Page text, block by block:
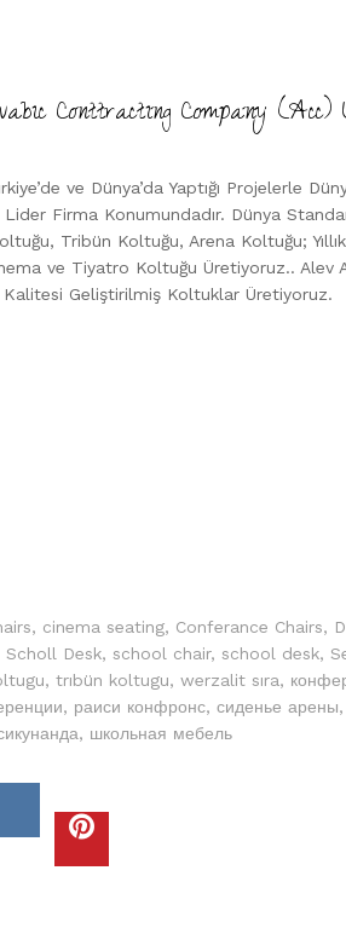
Conttractıng Company
ve Dünya’da Yaptığı Projelerle
Firma Konumundadır. Dünya
Tribün Koltuğu, Arena Koltuğu;
ve Tiyatro Koltuğu Üretiyoruz.. Alev
Geliştirilmiş Koltuklar Üretiyoruz.
, cinema seating, Conferance Chairs,
Scholl Desk, school chair, school desk,
, trıbün koltugu, werzalit sıra,
, раиси конфронс, сиденье арены,
, школьная мебель